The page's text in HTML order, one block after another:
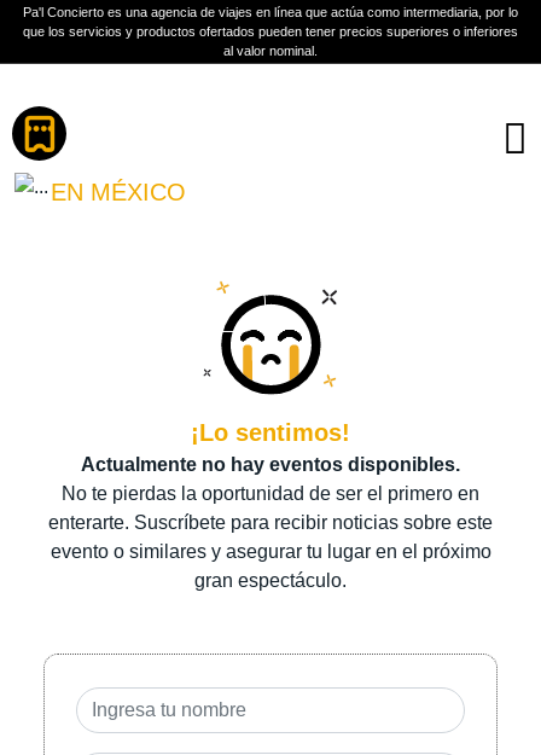
Pa'l Concierto es una agencia de viajes en línea que actúa como intermediaria, por lo
que los servicios y productos ofertados pueden tener precios superiores o inferiores
al valor nominal.
Boletos
EL HARAGÁN Y
COMPAÑÍA
EN MÉXICO
¡Lo sentimos!
Actualmente no hay eventos disponibles.
No te pierdas la oportunidad de ser el primero en
enterarte. Suscríbete para recibir noticias sobre este
evento o similares y asegurar tu lugar en el próximo
gran espectáculo.